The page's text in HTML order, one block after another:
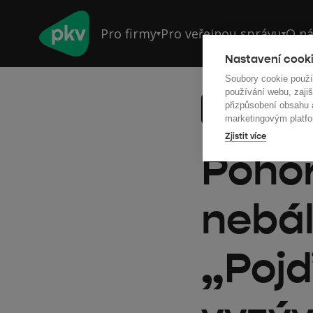
Nastavení
Soubory cookie
používání webu,
přizpůsobení
marketingovým
Zjistit více
Pro firmy▾Pro veřejnou správu▾O
Back to all